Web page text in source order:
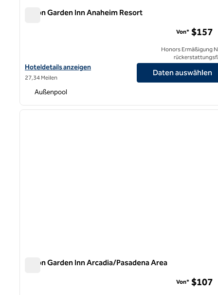
Hilton Garden Inn Anaheim Resort
Hoteldetails für das Hilton Garden Inn Anaheim Resort anzeigen
Hoteldetails anzeigen
27,34 Meilen
Von* $157
Honors Ermäßigung
Daten auswählen
Außenpool
1 von 12
Hilton Garden Inn Arcadia/Pasadena Area
Von* $107